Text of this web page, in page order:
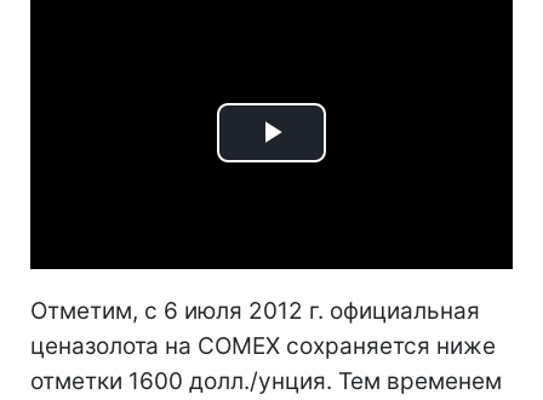
Play
Отметим, с 6 июля 2012 г. официальная
ценазолота на COMEX сохраняется ниже
отметки 1600 долл./унция. Тем временем